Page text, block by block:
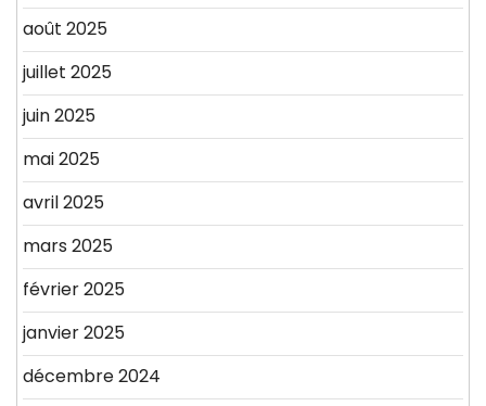
août 2025
juillet 2025
juin 2025
mai 2025
avril 2025
mars 2025
février 2025
janvier 2025
décembre 2024